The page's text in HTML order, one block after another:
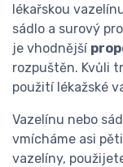
lékařskou
sádlo a surový
je vhodnější
rozpuštěn. Kvůli
použití lékažské
Vazelínu nebo
vmícháme asi
vazelíny,